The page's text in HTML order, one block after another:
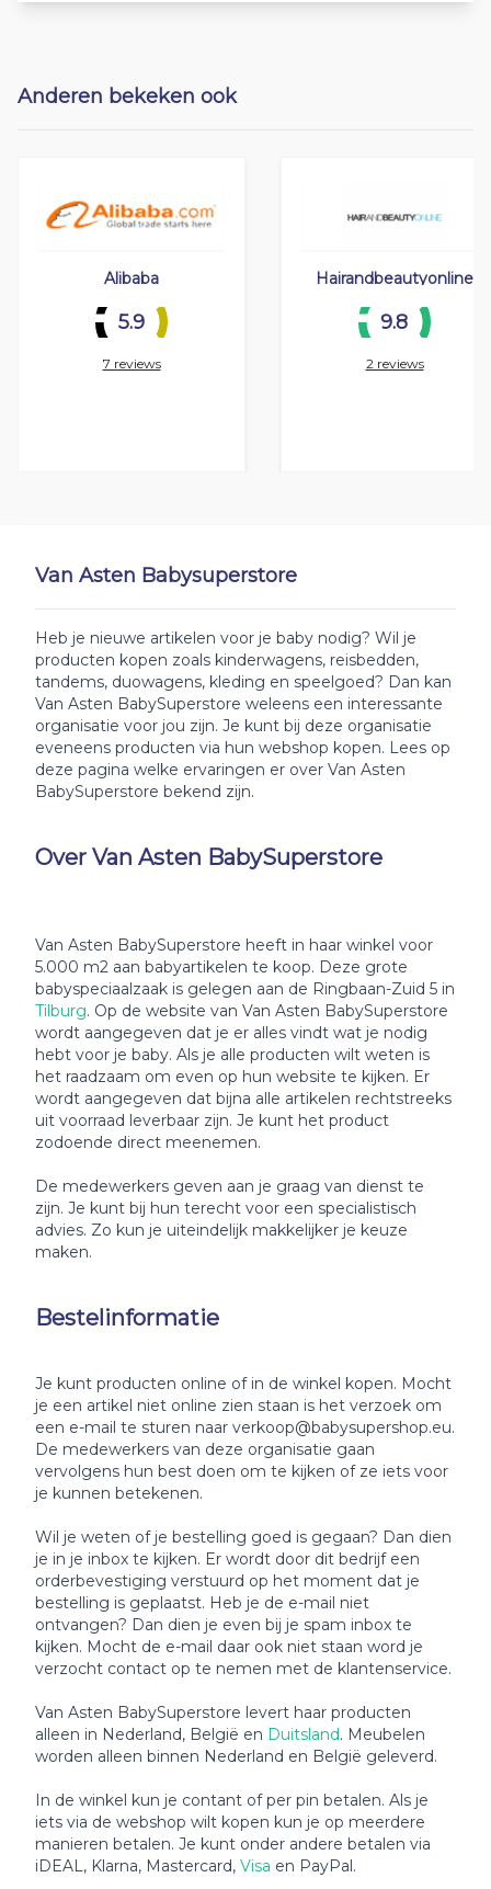
Van Asten Babysuperstore
Heb je nieuwe artikelen voor je baby nodig? Wil je
producten kopen zoals kinderwagens, reisbedden,
tandems, duowagens, kleding en speelgoed? Dan kan
Van Asten BabySuperstore weleens een interessante
organisatie voor jou zijn. Je kunt bij deze organisatie
eveneens producten via hun webshop kopen. Lees op
deze pagina welke ervaringen er over Van Asten
BabySuperstore bekend zijn.
Over Van Asten BabySuperstore
Van Asten BabySuperstore heeft in haar winkel voor
5.000 m2 aan babyartikelen te koop. Deze grote
babyspeciaalzaak is gelegen aan de Ringbaan-Zuid 5 in
Tilburg. Op de website van Van Asten BabySuperstore
wordt aangegeven dat je er alles vindt wat je nodig
hebt voor je baby. Als je alle producten wilt weten is
het raadzaam om even op hun website te kijken. Er
wordt aangegeven dat bijna alle artikelen rechtstreeks
uit voorraad leverbaar zijn. Je kunt het product
zodoende direct meenemen.
De medewerkers geven aan je graag van dienst te
zijn. Je kunt bij hun terecht voor een specialistisch
advies. Zo kun je uiteindelijk makkelijker je keuze
maken.
Bestelinformatie
Je kunt producten online of in de winkel kopen. Mocht
je een artikel niet online zien staan is het verzoek om
een e-mail te sturen naar verkoop@babysupershop.eu.
De medewerkers van deze organisatie gaan
vervolgens hun best doen om te kijken of ze iets voor
je kunnen betekenen.
Wil je weten of je bestelling goed is gegaan? Dan dien
je in je inbox te kijken. Er wordt door dit bedrijf een
orderbevestiging verstuurd op het moment dat je
bestelling is geplaatst. Heb je de e-mail niet
ontvangen? Dan dien je even bij je spam inbox te
kijken. Mocht de e-mail daar ook niet staan word je
verzocht contact op te nemen met de klantenservice.
Van Asten BabySuperstore levert haar producten
alleen in Nederland, België en Duitsland. Meubelen
worden alleen binnen Nederland en België geleverd.
In de winkel kun je contant of per pin betalen. Als je
iets via de webshop wilt kopen kun je op meerdere
manieren betalen. Je kunt onder andere betalen via
iDEAL, Klarna, Mastercard, Visa en PayPal.
Anderen bekeken ook
Alibaba
5.9
7 reviews
Hairandbeautyonline
9.8
2 reviews